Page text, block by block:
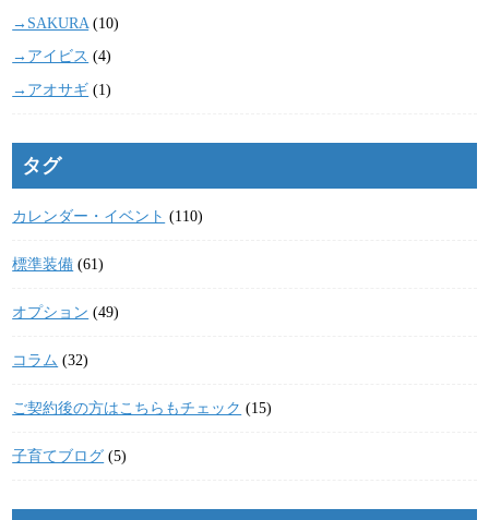
→SAKURA (10)
→アイビス (4)
→アオサギ (1)
タグ
カレンダー・イベント (110)
標準装備 (61)
オプション (49)
コラム (32)
ご契約後の方はこちらもチェック (15)
子育てブログ (5)